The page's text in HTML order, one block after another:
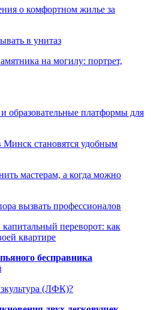
о комфортном жилье за
в унитаз
на могилу: портрет,
образовательные платформы для
Минск становятся удобным
мастерам, а когда можно
вызвать профессионалов
переворот: как
квартире
бесправника
(ЛФК)?